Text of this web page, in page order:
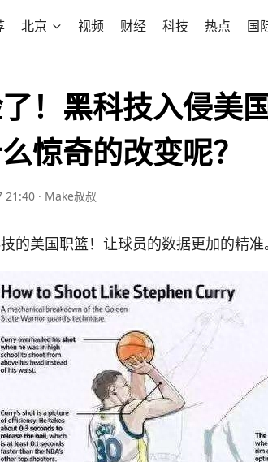
北京 视频 财经 科技 热点 国
！黑科技入侵美
惊奇的改变呢？
21:40 · Make叔叔
的美国职篮！让球员的数据更加的精准